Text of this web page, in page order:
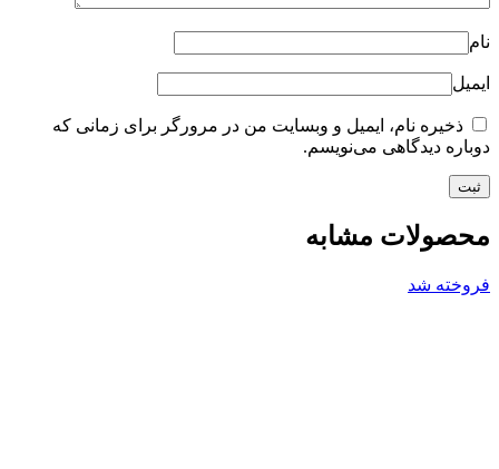
نام
ایمیل
ذخیره نام، ایمیل و وبسایت من در مرورگر برای زمانی که
دوباره دیدگاهی می‌نویسم.
محصولات مشابه
فروخته شد